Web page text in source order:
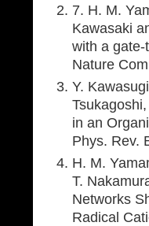
7. H. M.
Kawasaki
with a
Nature
Y.
in an
Phys. Rev.
H. M.
T.
Networks
Radical